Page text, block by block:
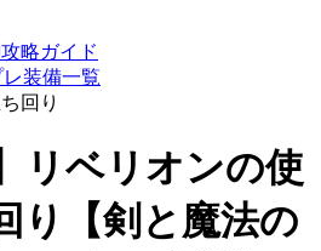
略ガイド
装備一覧
回り
リベリオンの使
り【剣と魔法の